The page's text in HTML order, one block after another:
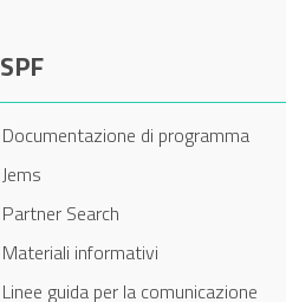
SPF
Documentazione di programma
Jems
Partner Search
Materiali informativi
Linee guida per la comunicazione